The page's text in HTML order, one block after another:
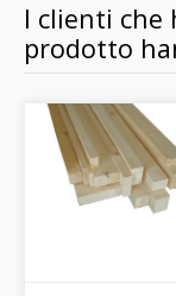
I clienti che
prodotto